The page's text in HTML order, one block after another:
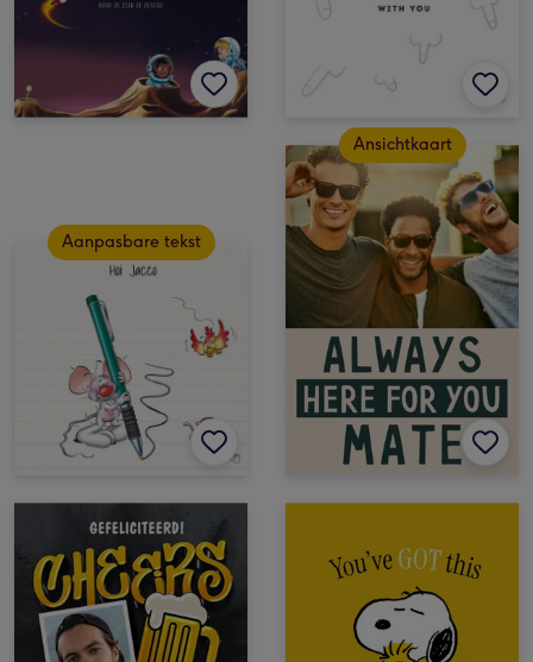
Aanpasbare tekst
Ansichtkaart